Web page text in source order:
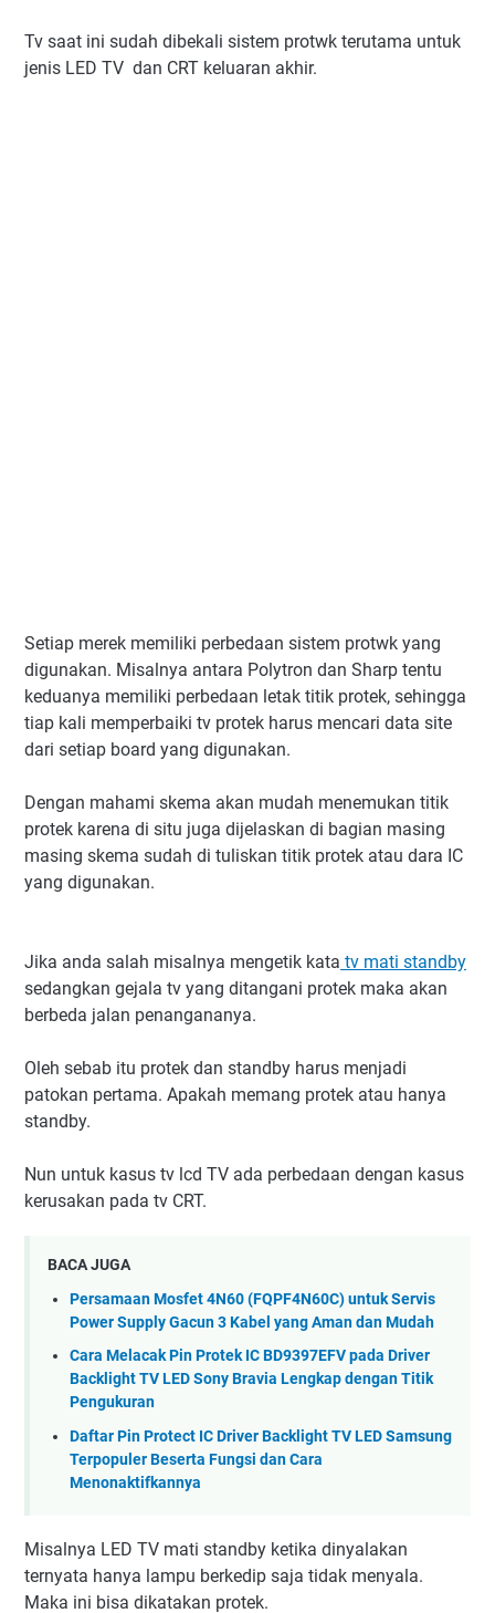
Tv saat ini sudah dibekali sistem protwk terutama untuk
jenis LED TV dan CRT keluaran akhir.
Setiap merek memiliki perbedaan sistem protwk yang
digunakan. Misalnya antara Polytron dan Sharp tentu
keduanya memiliki perbedaan letak titik protek, sehingga
tiap kali memperbaiki tv protek harus mencari data site
dari setiap board yang digunakan.
Dengan mahami skema akan mudah menemukan titik
protek karena di situ juga dijelaskan di bagian masing
masing skema sudah di tuliskan titik protek atau dara IC
yang digunakan.
Jika anda salah misalnya mengetik kata tv mati standby
sedangkan gejala tv yang ditangani protek maka akan
berbeda jalan penangananya.
Oleh sebab itu protek dan standby harus menjadi
patokan pertama. Apakah memang protek atau hanya
standby.
Nun untuk kasus tv lcd TV ada perbedaan dengan kasus
kerusakan pada tv CRT.
BACA JUGA
Persamaan Mosfet 4N60 (FQPF4N60C) untuk Servis
Power Supply Gacun 3 Kabel yang Aman dan Mudah
Cara Melacak Pin Protek IC BD9397EFV pada Driver
Backlight TV LED Sony Bravia Lengkap dengan Titik
Pengukuran
Daftar Pin Protect IC Driver Backlight TV LED Samsung
Terpopuler Beserta Fungsi dan Cara
Menonaktifkannya
Misalnya LED TV mati standby ketika dinyalakan
ternyata hanya lampu berkedip saja tidak menyala.
Maka ini bisa dikatakan protek.